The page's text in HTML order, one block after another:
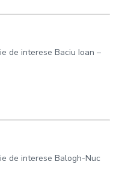
de interese Baciu Ioan –
de interese Balogh-Nuc